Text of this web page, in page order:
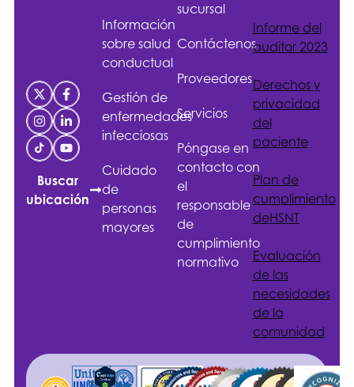
Buscar
ubicación
Información
sobre salud
conductual
Gestión de
enfermedades
infecciosas
Cuidado
de
personas
mayores
sucursal
Contáctenos
Proveedores
Servicios
Póngase en
contacto con
el
responsable
de
cumplimiento
normativo
Informe del
auditor 2023
Derechos y
privacidad
del
paciente
Plan de
cumplimiento
deHSNT
Evaluación
de las
necesidades
de la
comunidad